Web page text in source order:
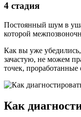
4 стадия
Постоянный шум в
которой
Как вы уже
зачастую, не можем
точек,
Как